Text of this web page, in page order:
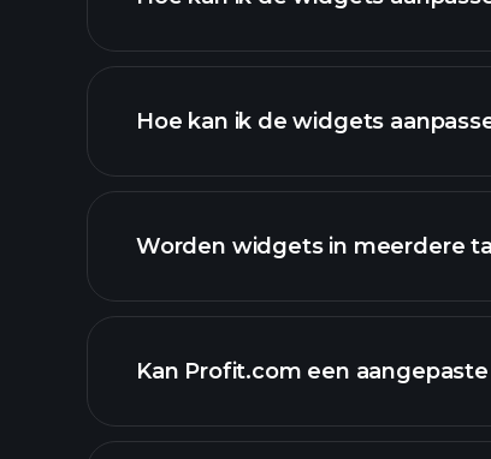
Hoe kan ik de widgets
Worden widgets in meerdere
Kan Profit.com een
contact@profit.com